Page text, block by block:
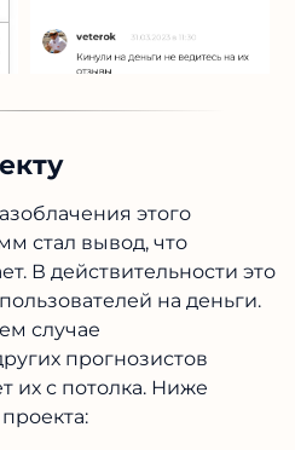
этого
стал вывод, что
В действительности это
на деньги.
случае
прогнозистов
их с потолка. Ниже